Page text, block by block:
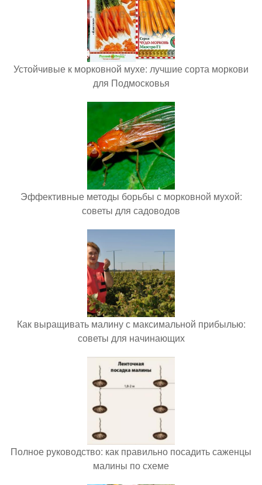
Устойчивые к морковной мухе: лучшие сорта моркови
для Подмосковья
Эффективные методы борьбы с морковной мухой:
советы для садоводов
Как выращивать малину с максимальной прибылью:
советы для начинающих
Полное руководство: как правильно посадить саженцы
малины по схеме